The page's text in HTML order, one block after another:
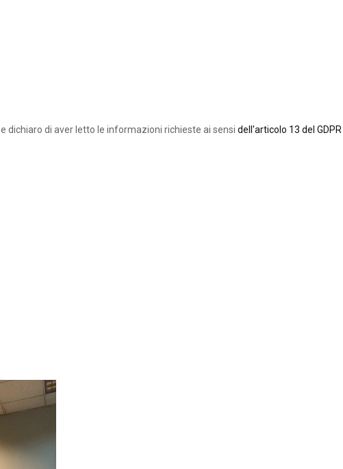
e dichiaro di aver letto le informazioni richieste ai sensi dell'articolo 13 del GDPR